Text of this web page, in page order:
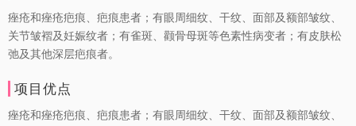
痤疮和痤疮疤痕、疤痕患者；有眼周细纹、干纹、面部及额部皱纹、
关节皱褶及妊娠纹者；有雀斑、颧骨母斑等色素性病变者；有皮肤松
弛及其他深层疤痕者。
项目优点
痤疮和痤疮疤痕、疤痕患者；有眼周细纹、干纹、面部及额部皱纹、